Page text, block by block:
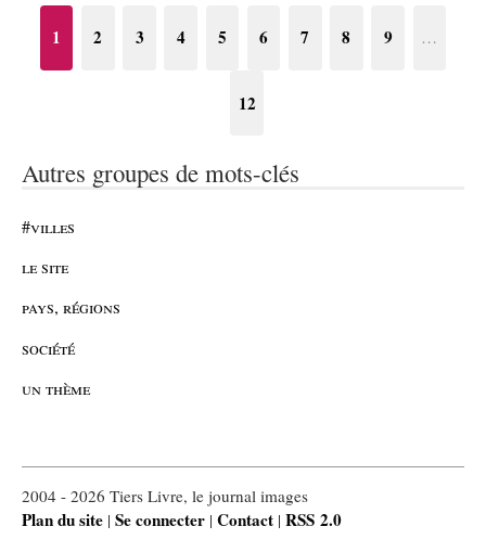
1 2 3 4 5 6 7 8 9 …
12
Autres groupes de mots-clés
#villes
le site
pays, régions
société
un thème
2004 - 2026 Tiers Livre, le journal images
Plan du site | Se connecter | Contact | RSS 2.0